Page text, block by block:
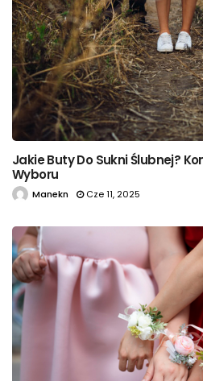
Jakie Buty Do Sukni Ślubnej?
Wyboru
Manekn Cze 11, 2025